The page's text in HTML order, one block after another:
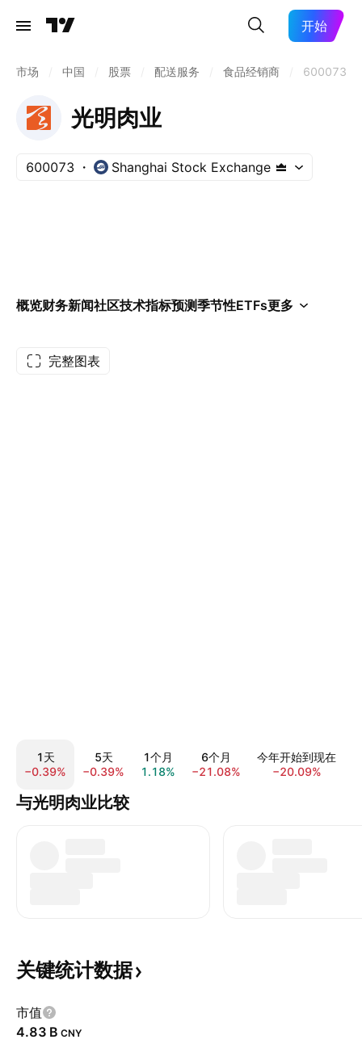
开始
市场 中国 股票 配送服务 食品经销商 600073
光明肉业
600073 Shanghai Stock Exchange
概览财务新闻社区技术指标预测季节性ETFs更多
完整图表
1天
−0.39%
5天
−0.39%
1个月
1.18%
6个月
−21.08%
今年开始到现在
−20.09%
与光明肉业比较
关键统计数据
市值
‪4.83 B‬ CNY